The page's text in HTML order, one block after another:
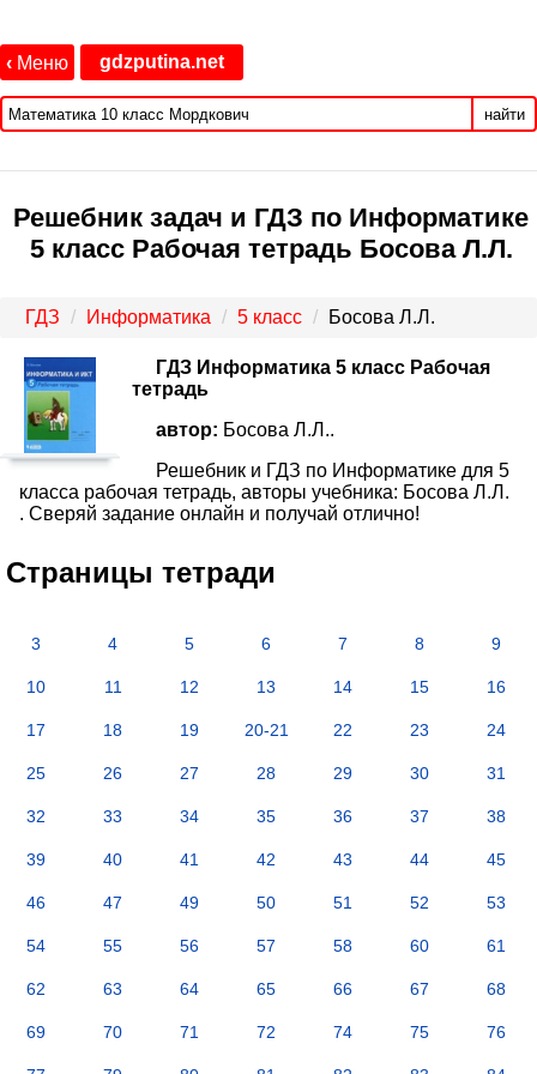
‹ Меню gdzputina.net
найти
Решебник задач и ГДЗ по Информатике
5 класс Рабочая тетрадь Босова Л.Л.
ГДЗ Информатика 5 класс Босова Л.Л.
ГДЗ Информатика 5 класс Рабочая
тетрадь
автор: Босова Л.Л..
Решебник и ГДЗ по Информатике для 5
класса рабочая тетрадь, авторы учебника: Босова Л.Л.
. Сверяй задание онлайн и получай отлично!
Страницы тетради
3 4 5 6 7 8 9
10 11 12 13 14 15 16
17 18 19 20-21 22 23 24
25 26 27 28 29 30 31
32 33 34 35 36 37 38
39 40 41 42 43 44 45
46 47 49 50 51 52 53
54 55 56 57 58 60 61
62 63 64 65 66 67 68
69 70 71 72 74 75 76